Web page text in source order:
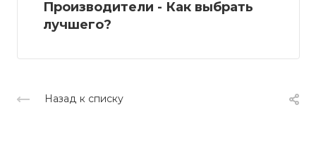
Производители - Как выбрать
лучшего?
Назад к списку